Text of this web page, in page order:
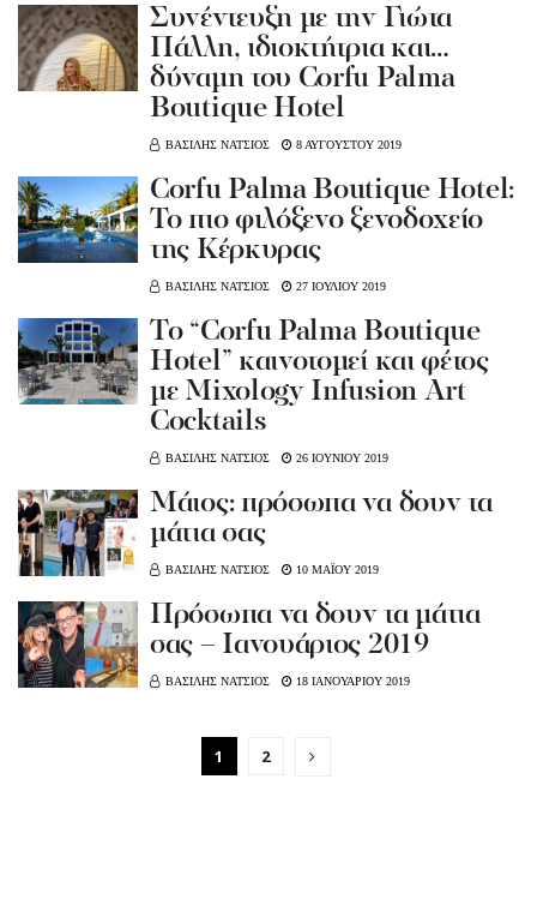
Συνέντευξη με την Γιώτα
Πάλλη, ιδιοκτήτρια και…
δύναμη του Corfu Palma
Boutique Hotel
ΒΑΣΙΛΗΣ ΝΑΤΣΙΟΣ 8 ΑΥΓΟΥΣΤΟΥ 2019
Corfu Palma Boutique Hotel:
Το πιο φιλόξενο ξενοδοχείο
της Κέρκυρας
ΒΑΣΙΛΗΣ ΝΑΤΣΙΟΣ 27 ΙΟΥΛΙΟΥ 2019
To “Corfu Palma Boutique
Hotel” καινοτομεί και φέτος
με Mixology Infusion Art
Cocktails
ΒΑΣΙΛΗΣ ΝΑΤΣΙΟΣ 26 ΙΟΥΝΙΟΥ 2019
Mάιος: πρόσωπα να δουν τα
μάτια σας
ΒΑΣΙΛΗΣ ΝΑΤΣΙΟΣ 10 ΜΑΪΟΥ 2019
Πρόσωπα να δουν τα μάτια
σας – Ιανουάριος 2019
ΒΑΣΙΛΗΣ ΝΑΤΣΙΟΣ 18 ΙΑΝΟΥΑΡΙΟΥ 2019
1 2